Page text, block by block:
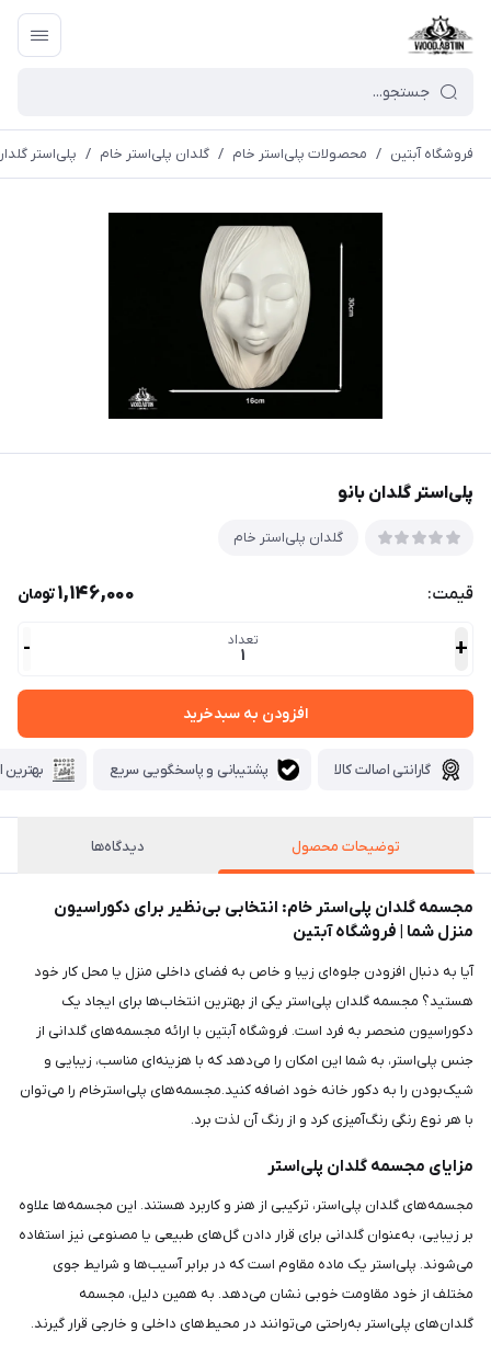
فروشگاه آبتین / محصولات پلی‌استر خام / گلدان پلی‌استر خام / پلی‌استر
پلی‌استر گلدان بانو
گلدان پلی‌استر خام
قیمت: 1,146,000تومان
+ تعداد
1
-
افزودن به سبدخرید
گارانتی اصالت کالا پشتیبانی و پاسخگویی سریع بهترین
توضیحات محصول دیدگاه‌ها
مجسمه گلدان پلی‌استر خام: انتخابی بی‌نظیر برای دکوراسیون
منزل شما | فروشگاه آبتین
آیا به دنبال افزودن جلوه‌ای زیبا و خاص به فضای داخلی منزل یا محل کار خود
هستید؟ مجسمه گلدان پلی‌استر یکی از بهترین انتخاب‌ها برای ایجاد یک
دکوراسیون منحصر به فرد است. فروشگاه آبتین با ارائه مجسمه‌های گلدانی از
جنس پلی‌استر، به شما این امکان را می‌دهد که با هزینه‌ای مناسب، زیبایی و
شیک‌بودن را به دکور خانه خود اضافه کنید.مجسمه‌های پلی‌استرخام را می‌توان
با هر نوع رنگی رنگ‌آمیزی کرد و از رنگ آن لذت برد.
مزایای مجسمه گلدان پلی‌استر
مجسمه‌های گلدان پلی‌استر، ترکیبی از هنر و کاربرد هستند. این مجسمه‌ها علاوه
بر زیبایی، به‌عنوان گلدانی برای قرار دادن گل‌های طبیعی یا مصنوعی نیز استفاده
می‌شوند. پلی‌استر یک ماده مقاوم است که در برابر آسیب‌ها و شرایط جوی
مختلف از خود مقاومت خوبی نشان می‌دهد. به همین دلیل، مجسمه
گلدان‌های پلی‌استر به‌راحتی می‌توانند در محیط‌های داخلی و خارجی قرار گیرند.